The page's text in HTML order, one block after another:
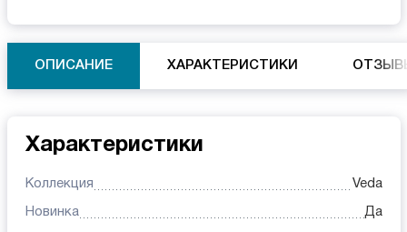
ОПИСАНИЕ ХАРАКТЕРИСТИКИ
Характеристики
Коллекция Veda
Новинка Да